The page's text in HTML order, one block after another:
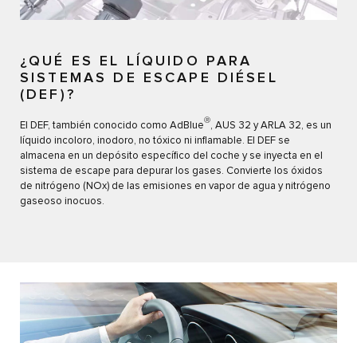
¿QUÉ ES EL LÍQUIDO PARA
SISTEMAS DE ESCAPE DIÉSEL
(DEF)?
El DEF, también conocido como AdBlueⓇ, AUS 32 y ARLA 32, es un
líquido incoloro, inodoro, no tóxico ni inflamable. El DEF se
almacena en un depósito específico del coche y se inyecta en el
sistema de escape para depurar los gases. Convierte los óxidos
de nitrógeno (NOx) de las emisiones en vapor de agua y nitrógeno
gaseoso inocuos.